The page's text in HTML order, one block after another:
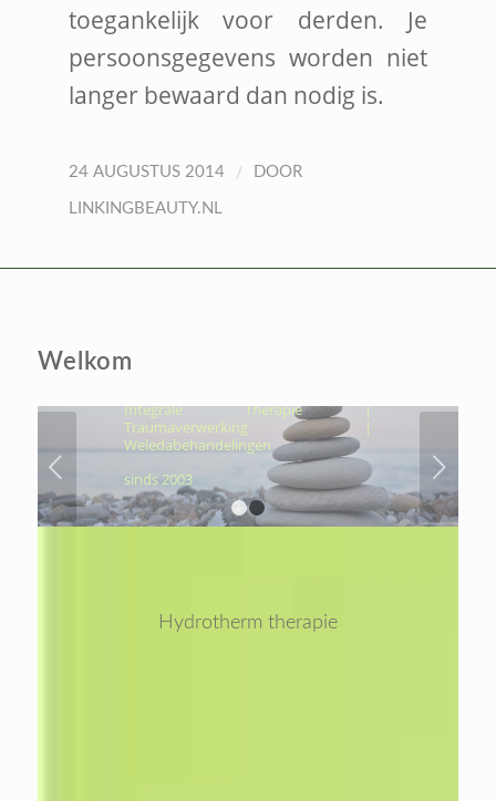
toegankelijk voor derden. Je
persoonsgegevens worden niet
langer bewaard dan nodig is.
24 AUGUSTUS 2014 / DOOR
LINKINGBEAUTY.NL
WelkomLEVEN
Integrale Therapie |
Traumaverwerking |
Weledabehandelingen
sinds 2003
Volgende
1 2
Hydrotherm therapie